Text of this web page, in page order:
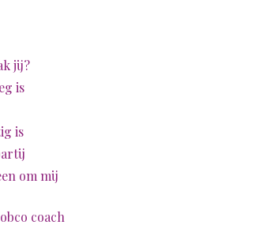
jij?
is
is
om mij
coach